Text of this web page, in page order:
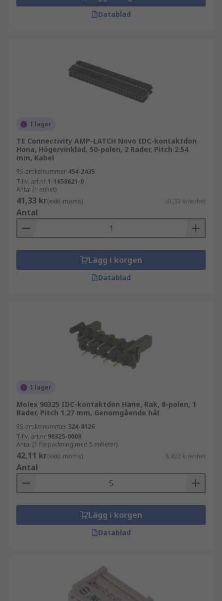
Datablad
I lager
TE Connectivity AMP-LATCH Novo IDC-kontaktdon
Hona, Högervinklad, 50-polen, 2 Rader, Pitch 2.54
mm, Kabel
RS-artikelnummer 454-2435
Tillv. art.nr 1-1658621-0
Antal (1 enhet)
41,33 kr(exkl. moms) 41,33 kr/enhet
Antal
Lägg i korgen
Datablad
I lager
Molex 90325 IDC-kontaktdon Hane, Rak, 8-polen, 1
Rader, Pitch 1.27 mm, Genomgående hål
RS-artikelnummer 324-8126
Tillv. art.nr 90325-0008
Antal (1 förpackning med 5 enheter)
42,11 kr(exkl. moms) 8,422 kr/enhet
Antal
Lägg i korgen
Datablad